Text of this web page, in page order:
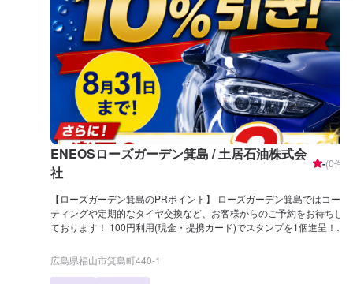
ENEOSローズガーデン箕島 / 土居石油株式会
社
-(0件)
【ローズガーデン箕島のPRポイント】 ローズガーデン箕島ではコー
ティングや定期的なタイヤ交換など、お客様からのご予約をお待ちし
ております！ 100円利用(現金・提携カード)でスタンプを1個進呈！
す！ 当店はコインランドリーを併設しております！ 下記設備を整え
ておりますので、作業の際や給油のついでなどにご利用ください！ 大
広島県福山市箕島町440-1